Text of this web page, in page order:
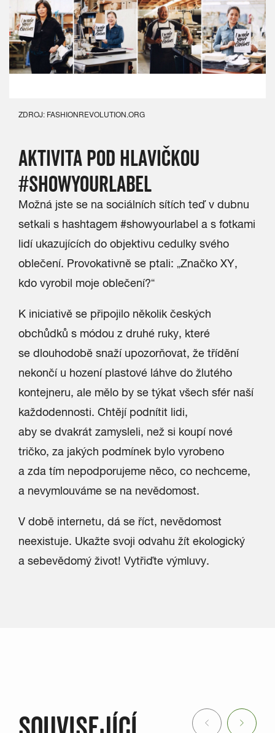
ZDROJ: FASHIONREVOLUTION.ORG
AKTIVITA POD HLAVIČKOU
#SHOWYOURLABEL
Možná jste se na sociálních sítích teď v dubnu
setkali s hashtagem #showyourlabel a s fotkami
lidí ukazujících do objektivu cedulky svého
oblečení. Provokativně se ptali: „Značko XY,
kdo vyrobil moje oblečení?“
K iniciativě se připojilo několik českých
obchůdků s módou z druhé ruky, které
se dlouhodobě snaží upozorňovat, že třídění
nekončí u hození plastové láhve do žlutého
kontejneru, ale mělo by se týkat všech sfér naší
každodennosti. Chtějí podnítit lidi,
aby se dvakrát zamysleli, než si koupí nové
tričko, za jakých podmínek bylo vyrobeno
a zda tím nepodporujeme něco, co nechceme,
a nevymlouváme se na nevědomost.
V době internetu, dá se říct, nevědomost
neexistuje. Ukažte svoji odvahu žít ekologický
a sebevědomý život! Vytřiďte výmluvy.
Previous Next